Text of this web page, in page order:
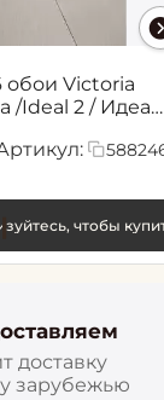
обои Victoria
/Ideal 2 / Идеал
чтобы
доставку
зарубежью